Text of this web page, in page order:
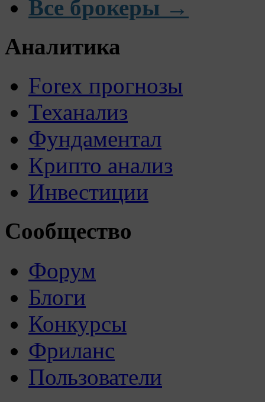
Все брокеры →
Аналитика
Forex прогнозы
Теханализ
Фундаментал
Крипто анализ
Инвестиции
Сообщество
Форум
Блоги
Конкурсы
Фриланс
Пользователи